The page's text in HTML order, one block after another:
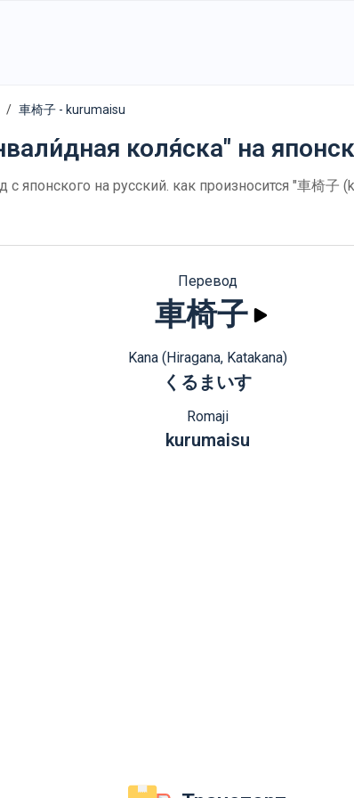
車椅子 - kurumaisu
коля́ска" на
с японского на русский. как произносится "車椅
Перевод
車椅子
Kana (Hiragana, Katakana)
くるまいす
Romaji
kurumaisu